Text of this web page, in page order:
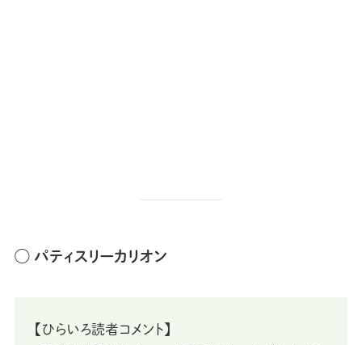
◯ パティスリーカリオン
【ひらいろ読者コメント】